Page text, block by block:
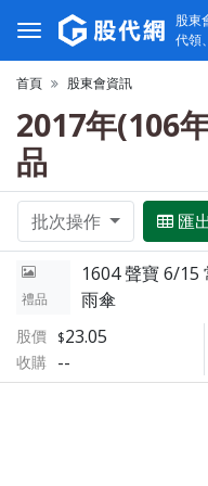
股東
代領
首頁 股東會資訊
2017年(106
品
批次操作 匯
禮品
1604 聲寶 6/15
雨傘
股價
23.05
收購 --